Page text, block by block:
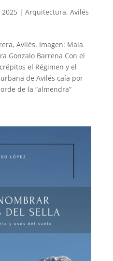
2025| Arquitectura, Avilés
Avilés. Imagen: Maia
Gonzalo Barrena Con el
el Régimen y el
de Avilés caía por
de la “almendra”